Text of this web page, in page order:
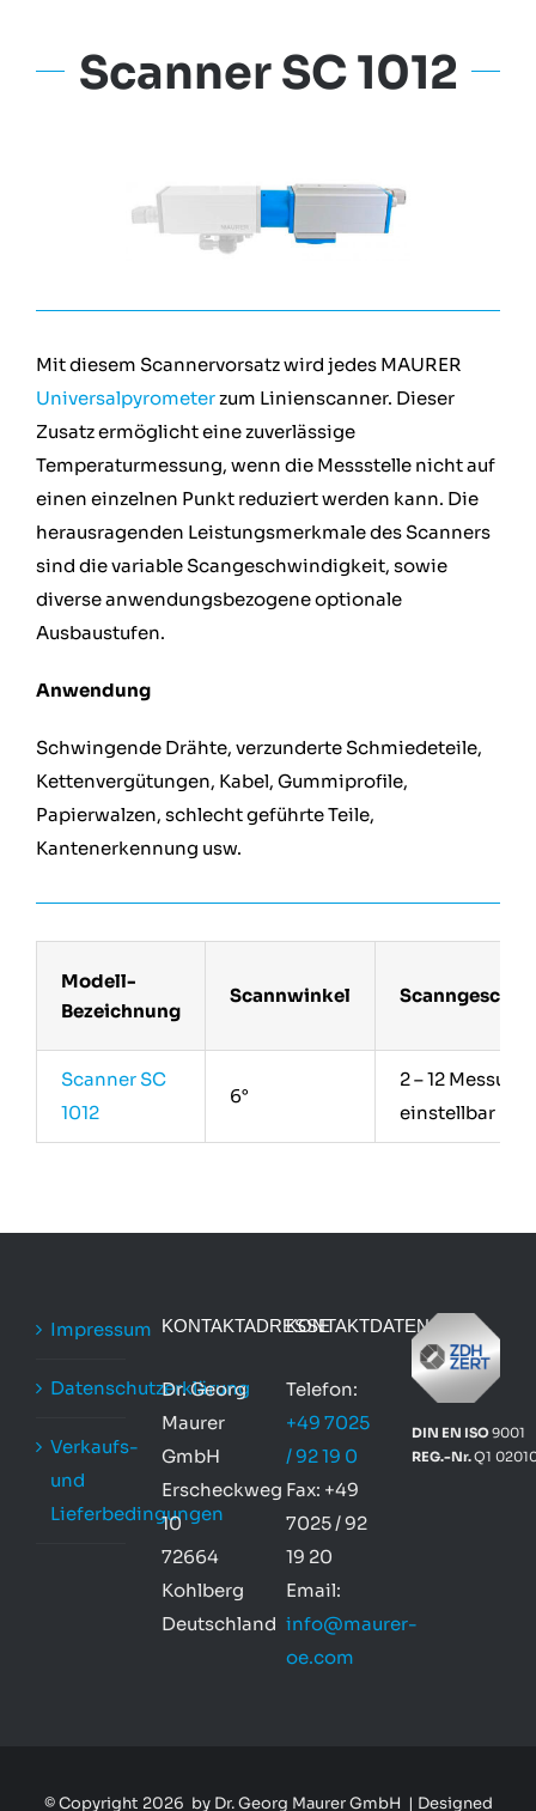
Scanner SC 1012
Mit diesem Scannervorsatz wird jedes MAURER
Universalpyrometerzum Linienscanner. Dieser
Zusatz ermöglicht eine zuverlässige
Temperaturmessung, wenn die Messstelle nicht auf
einen einzelnen Punkt reduziert werden kann. Die
herausragenden Leistungsmerkmale des Scanners
sind die variable Scangeschwindigkeit, sowie
diverse anwendungsbezogene optionale
Ausbaustufen.
Anwendung
Schwingende Drähte, verzunderte Schmiedeteile,
Kettenvergütungen, Kabel, Gummiprofile,
Papierwalzen, schlecht geführte Teile,
Kantenerkennung usw.
Modell-
Bezeichnung
Scannwinkel
Scanner SC
1012
6°
2 – 12
einstellbar
Impressum
Datenschutzerklärung
Verkaufs-
und
Lieferbedingungen
KONTAKTADRESSE
Dr. Georg
Maurer
GmbH
Erscheckweg
10
72664
Kohlberg
Deutschland
KONTAKTDATEN
Telefon:
+49 7025
/ 92 19 0
Fax: +49
7025 / 92
19 20
Email:
info@maurer-
oe.com
DIN EN ISO9001
REG.-Nr.Q1
© Copyright 2026 by Dr. Georg Maurer GmbH | Designed